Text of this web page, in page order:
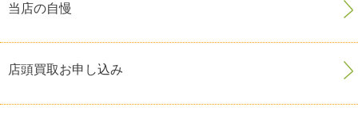
当店の自慢
店頭買取お申し込み